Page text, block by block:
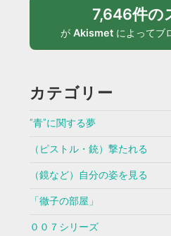
7,646件の
がAkismet によってブ
カテゴリー
”青”に関する夢
（ピストル・銃）撃たれる
（鏡など）自分の姿を見る
「徹子の部屋」
００７シリーズ